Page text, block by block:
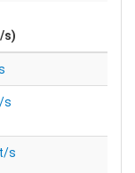
s)
s
s